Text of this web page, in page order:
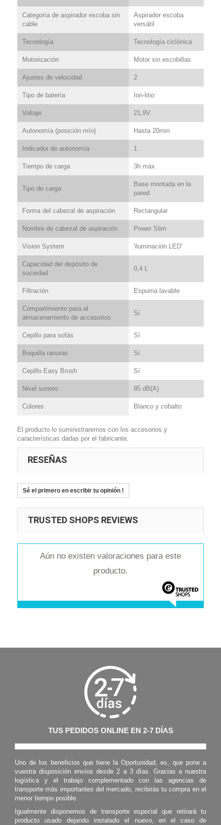
Categoría de aspirador escoba sin
cable
Aspirador escoba
versátil
Tecnología Tecnología ciclónica
Motorización Motor sin escobillas
Ajustes de velocidad 2
Tipo de batería Ion-litio
Voltaje 21,9V
Autonomía (posición mín) Hasta 20min
Indicador de autonomía 1
Tiempo de carga 3h máx.
Tipo de carga
Base montada en la
pared
Forma del cabezal de aspiración Rectangular
Nombre de cabezal de aspiración Power Slim
Vision System 'iluminación LED'
Capacidad del depósito de
suciedad
0,4 L
Filtración Espuma lavable
Compartimiento para el
almacenamiento de accesorios
Sí
Cepillo para sofás Sí
Boquilla ranuras Sí
Cepillo Easy Brush Sí
Nivel sonoro 85 dB(A)
Colores Blanco y cobalto
El producto lo suministraremos con los accesorios y
características dadas por el fabricante.
RESEÑAS
Sé el primero en escribir tu opinión !
TRUSTED SHOPS REVIEWS
Aún no existen valoraciones para este
producto.
TUS PEDIDOS ONLINE EN 2-7 DÍAS
Uno de los beneficios que tiene la Oportunidad, es, que pone a
vuestra disposición envíos desde 2 a 3 días. Gracias a nuestra
logística y el trabajo complementado con las agencias de
transporte más importantes del mercado, recibirás tu compra en el
menor tiempo posible.
Igualmente disponemos de transporte especial que retirará tu
producto usado dejando instalado el nuevo, en el caso de